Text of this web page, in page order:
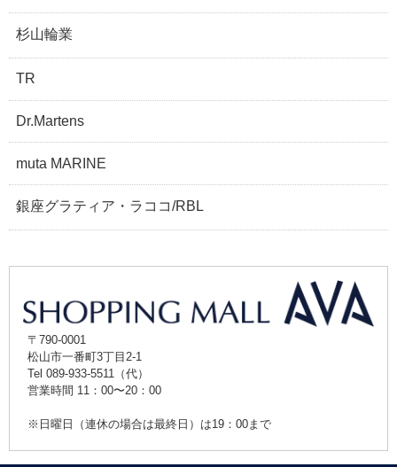
杉山輪業
TR
Dr.Martens
muta MARINE
銀座グラティア・ラココ/RBL
〒790-0001
松山市一番町3丁目2-1
Tel 089-933-5511（代）
営業時間 11：00〜20：00
※日曜日（連休の場合は最終日）は19：00まで